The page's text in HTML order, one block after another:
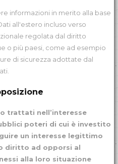
informazioni in merito alla base
all'estero incluso verso
regolata dal diritto
o più paesi, come ad esempio
di sicurezza adottate dal
trattati nell’interesse
poteri di cui è investito
un interesse legittimo
diritto ad opporsi al
alla loro situazione